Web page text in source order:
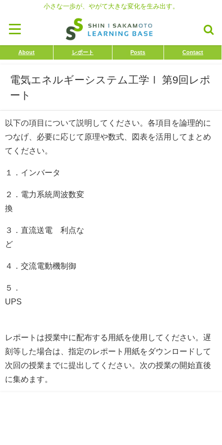
小さな一歩が、やがて大きな変化を生み出す。
About レポート Posts Contact
電気エネルギーシステム工学Ⅰ 第9回レポ
ート
以下の項目について説明してください。各項目を論理的に
つなげ、必要に応じて原理や数式、図表を活用してまとめ
てください。
１．インバータ
２．電力系統周波数変
換
３．直流送電 利点な
４．交流電動機制御
５．
レポートは授業中に配布する用紙を使用してください。遅
刻等した場合は、指定のレポート用紙をダウンロードして
次回の授業までに提出してください。次の授業の開始直後
に集めます。